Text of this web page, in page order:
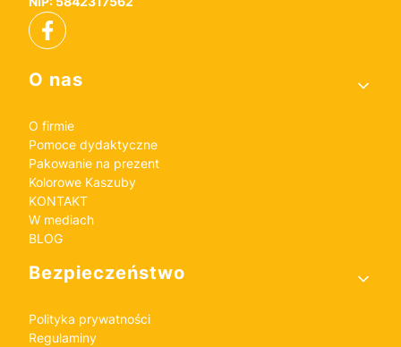
Linki w stopce
O nas
O firmie
Pomoce dydaktyczne
Pakowanie na prezent
Kolorowe Kaszuby
KONTAKT
W mediach
BLOG
Bezpieczeństwo
Polityka prywatności
Regulaminy